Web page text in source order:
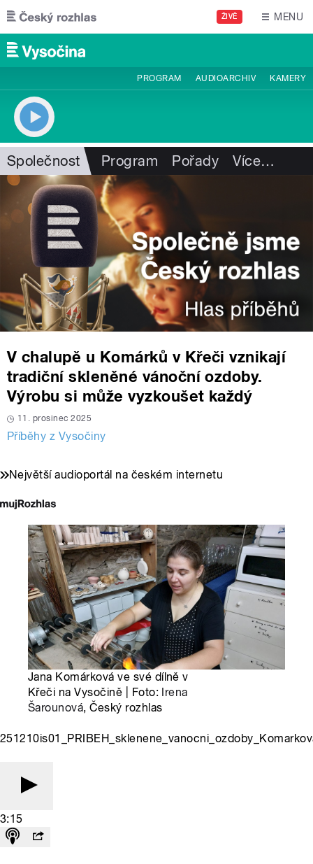
Přejít k hlavnímu obsahu
ŽIVĚ MENU
PROGRAM AUDIOARCHIV KAMERY
Společnost Program Pořady Více…
V chalupě u Komárků v Křeči vznikají
tradiční skleněné vánoční ozdoby.
Výrobu si může vyzkoušet každý
11. prosinec 2025
Příběhy z Vysočiny
Největší audioportál na českém internetu
Jana Komárková ve své dílně v
Křeči na Vysočině | Foto: Irena
Šarounová, Český rozhlas
3:15